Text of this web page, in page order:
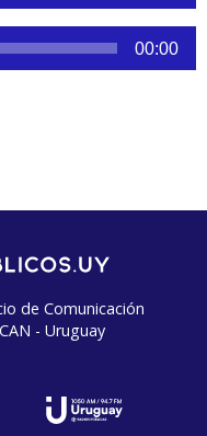
00:00
de Comunicación
- Uruguay